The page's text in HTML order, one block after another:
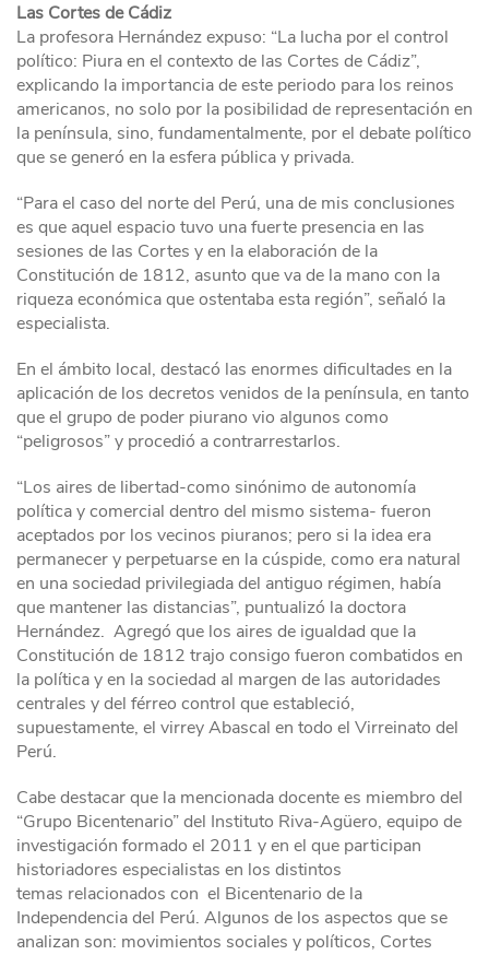
Las Cortes de Cádiz
La profesora Hernández expuso: “La lucha por el control
político: Piura en el contexto de las Cortes de Cádiz”,
explicando la importancia de este periodo para los reinos
americanos, no solo por la posibilidad de representación en
la península, sino, fundamentalmente, por el debate político
que se generó en la esfera pública y privada.
“Para el caso del norte del Perú, una de mis conclusiones
es que aquel espacio tuvo una fuerte presencia en las
sesiones de las Cortes y en la elaboración de la
Constitución de 1812, asunto que va de la mano con la
riqueza económica que ostentaba esta región”, señaló la
especialista.
En el ámbito local, destacó las enormes dificultades en la
aplicación de los decretos venidos de la península, en tanto
que el grupo de poder piurano vio algunos como
“peligrosos” y procedió a contrarrestarlos.
“Los aires de libertad-como sinónimo de autonomía
política y comercial dentro del mismo sistema- fueron
aceptados por los vecinos piuranos; pero si la idea era
permanecer y perpetuarse en la cúspide, como era natural
en una sociedad privilegiada del antiguo régimen, había
que mantener las distancias”, puntualizó la doctora
Hernández. Agregó que los aires de igualdad que la
Constitución de 1812 trajo consigo fueron combatidos en
la política y en la sociedad al margen de las autoridades
centrales y del férreo control que estableció,
supuestamente, el virrey Abascal en todo el Virreinato del
Perú.
Cabe destacar que la mencionada docente es miembro del
“Grupo Bicentenario” del Instituto Riva-Agüero, equipo de
investigación formado el 2011 y en el que participan
historiadores especialistas en los distintos
temas relacionados con el Bicentenario de la
Independencia del Perú. Algunos de los aspectos que se
analizan son: movimientos sociales y políticos, Cortes